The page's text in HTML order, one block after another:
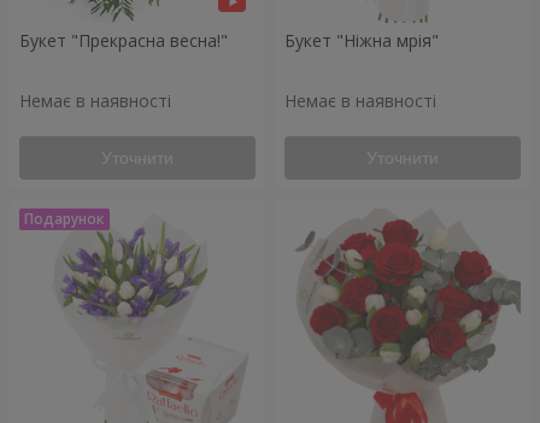
Букет "Прекрасна весна!"
Немає в наявності
Уточнити
Букет "Ніжна мрія"
Немає в наявності
Уточнити